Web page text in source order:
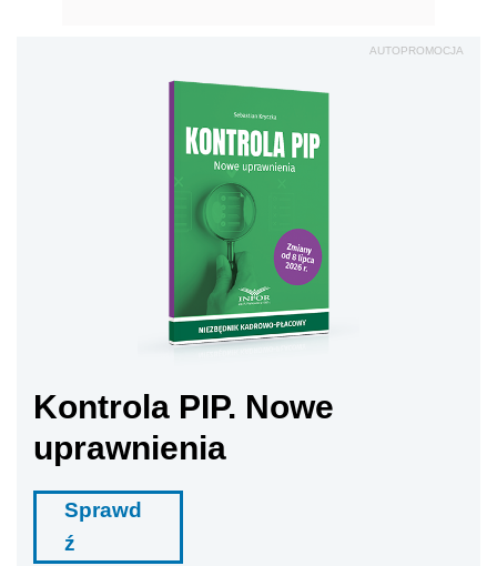
AUTOPROMOCJA
Kontrola PIP. Nowe
uprawnienia
Sprawd
ź